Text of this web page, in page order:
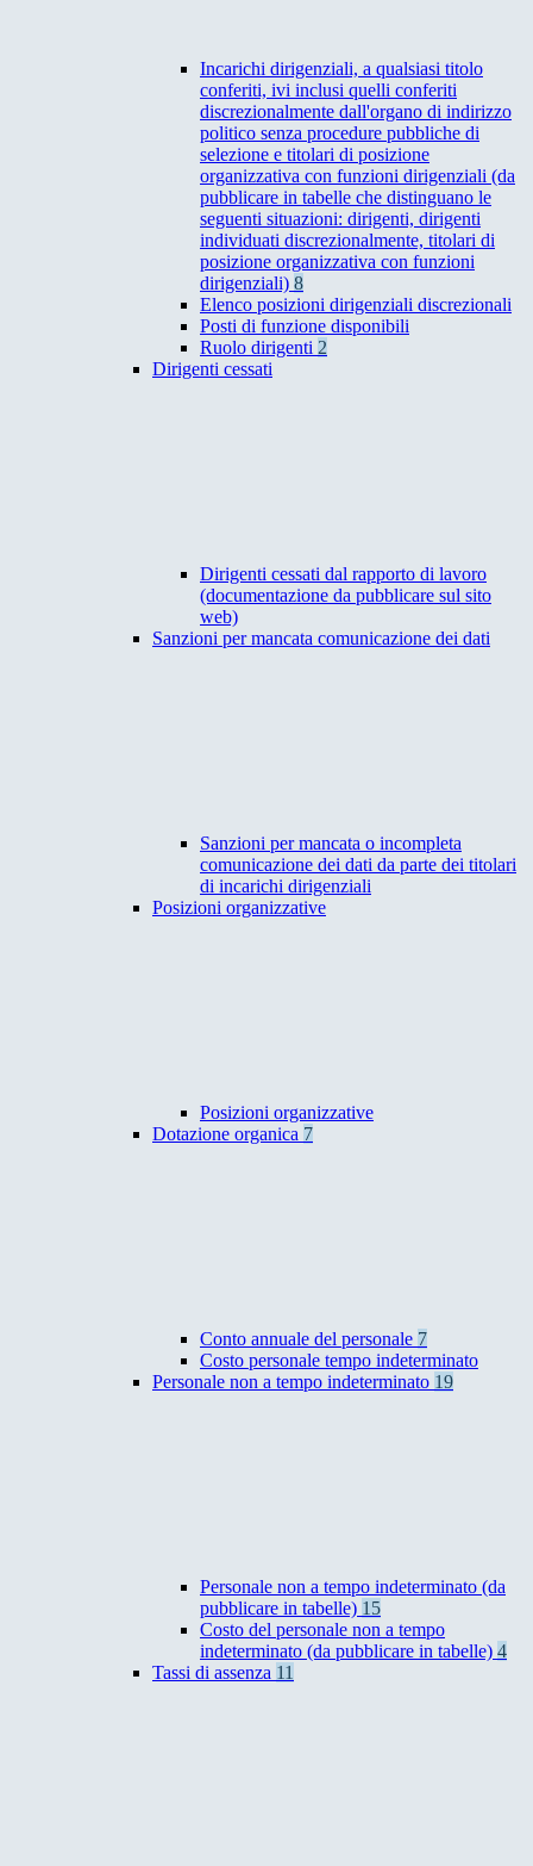
Incarichi dirigenziali, a qualsiasi titolo
conferiti, ivi inclusi quelli conferiti
discrezionalmente dall'organo di indirizzo
politico senza procedure pubbliche di
selezione e titolari di posizione
organizzativa con funzioni dirigenziali (da
pubblicare in tabelle che distinguano le
seguenti situazioni: dirigenti, dirigenti
individuati discrezionalmente, titolari di
posizione organizzativa con funzioni
dirigenziali) 8
Elenco posizioni dirigenziali discrezionali
Posti di funzione disponibili
Ruolo dirigenti 2
Dirigenti cessati
Dirigenti cessati dal rapporto di lavoro
(documentazione da pubblicare sul sito
web)
Sanzioni per mancata comunicazione dei dati
Sanzioni per mancata o incompleta
comunicazione dei dati da parte dei titolari
di incarichi dirigenziali
Posizioni organizzative
Posizioni organizzative
Dotazione organica 7
Conto annuale del personale 7
Costo personale tempo indeterminato
Personale non a tempo indeterminato 19
Personale non a tempo indeterminato (da
pubblicare in tabelle) 15
Costo del personale non a tempo
indeterminato (da pubblicare in tabelle) 4
Tassi di assenza 11